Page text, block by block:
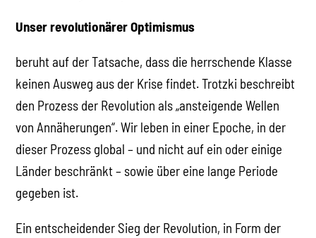
Unser revolutionärer Optimismus
beruht auf der Tatsache, dass die herrschende Klasse
keinen Ausweg aus der Krise findet. Trotzki beschreibt
den Prozess der Revolution als „ansteigende Wellen
von Annäherungen“. Wir leben in einer Epoche, in der
dieser Prozess global – und nicht auf ein oder einige
Länder beschränkt – sowie über eine lange Periode
gegeben ist.
Ein entscheidender Sieg der Revolution, in Form der